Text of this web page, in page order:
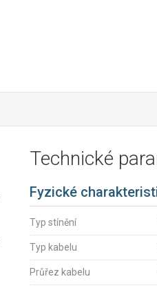
Technické
Fyzické
Typ stínění
Typ kabelu
Průřez kabelu